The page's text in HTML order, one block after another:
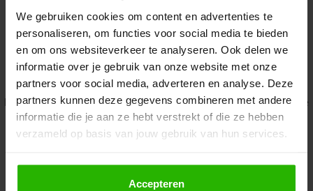
We gebruiken cookies om content en advertenties te
personaliseren, om functies voor social media te bieden
en om ons websiteverkeer te analyseren. Ook delen we
informatie over je gebruik van onze website met onze
partners voor social media, adverteren en analyse. Deze
partners kunnen deze gegevens combineren met andere
informatie die je aan ze hebt verstrekt of die ze hebben
verzameld op basis van jouw gebruik van hun services.
Als je op "Accepteer" klikt, dan geef je Voordeeluitjes.nl
toestemming om cookies voor social media en
Accepteren
Application error: a client-side exception has occurred while
loadingwww.voordeeluitjes.nl (see the browser console for more
information).